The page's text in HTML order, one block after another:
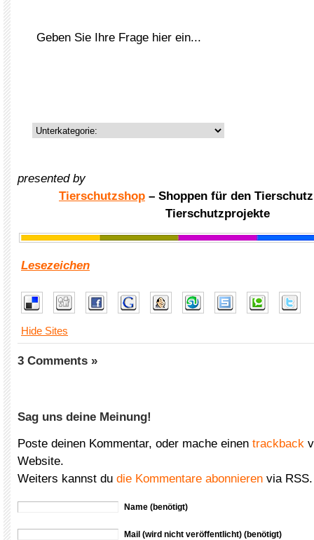
presented by
Tierschutzshop – Shoppen für den
Tierschutzprojekte
Lesezeichen
Hide Sites
3 Comments »
Sag uns deine Meinung!
Poste deinen Kommentar, oder mache einen trackback
Website.
Weiters kannst du die Kommentare abonnieren via RSS.
Name (benötigt)
Mail (wird nicht veröffentlicht) (benötigt)